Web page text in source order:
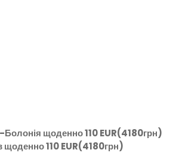
Болонія щоденно 110 EUR(4180грн)
щоденно 110 EUR(4180грн)